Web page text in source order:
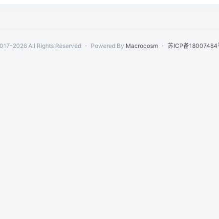
2026 All Rights Reserved ⋅ Powered By Macrocosm ⋅ 苏ICP备